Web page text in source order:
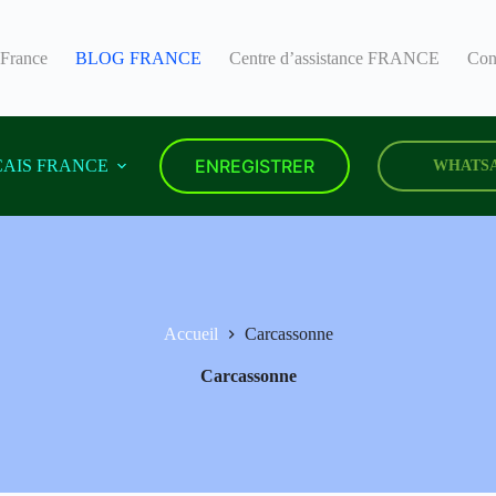
BLOG FRANCE Centre d’assistance FRANCE
FRANCE ENREGISTRER
Accueil Carcassonne
Carcassonne